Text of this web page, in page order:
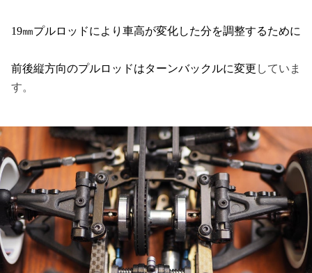
19㎜プルロッドにより車高が変化した分を調整するために
前後縦方向のプルロッドはターンバックルに変更 していま
す。